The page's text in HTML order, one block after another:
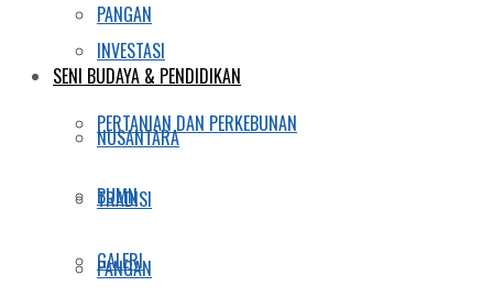
PANGAN
SENI BUDAYA & PENDIDIKAN
NUSANTARA
TRADISI
GALERI
INVESTASI
PERTANIAN DAN PERKEBUNAN
BUMN
PANGAN